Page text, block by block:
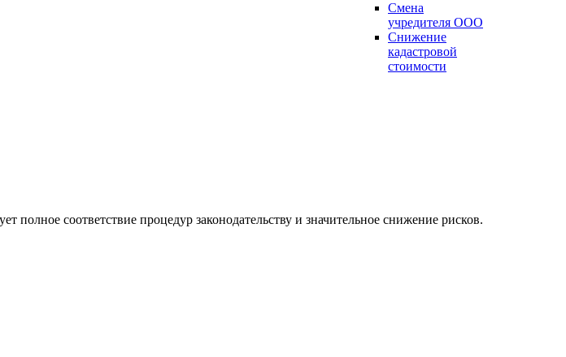
Смена
учредителя ООО
Снижение
кадастровой
стоимости
соответствие процедур законодательству и значительное снижение рисков.